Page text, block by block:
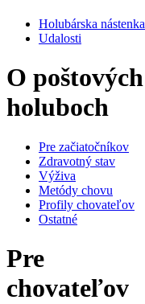
Holubárska nástenka
Udalosti
O poštových
holuboch
Pre začiatočníkov
Zdravotný stav
Výživa
Metódy chovu
Profily chovateľov
Ostatné
Pre
chovateľov